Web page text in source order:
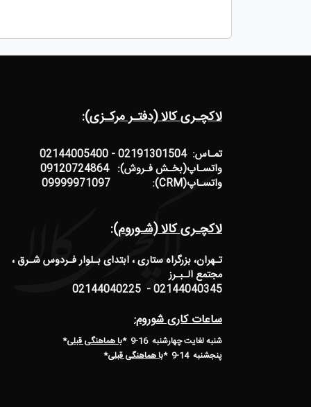
لاکچـری کالا (دفتـر مرکـزی):
تمـاس: 02191301504 - 02144005400
واتسـاپ(بخـش فـروش): 09120724864
واتسـاپ(CRM): 09999971097
لاکچـری کالا (شـوروم):
تـهران، بزرگراه ستاری ، ابتدای بـلوار فـردوس شـرق ،
مجتمع الـبـرز
02144040345 - 02144040225
ساعات کاری شوروم:
شنبه لغایت چهارشنبه 16-9 * با هماهنگی قبلی*
پنجشنبه 14-9
*با هماهنگی قبلی*